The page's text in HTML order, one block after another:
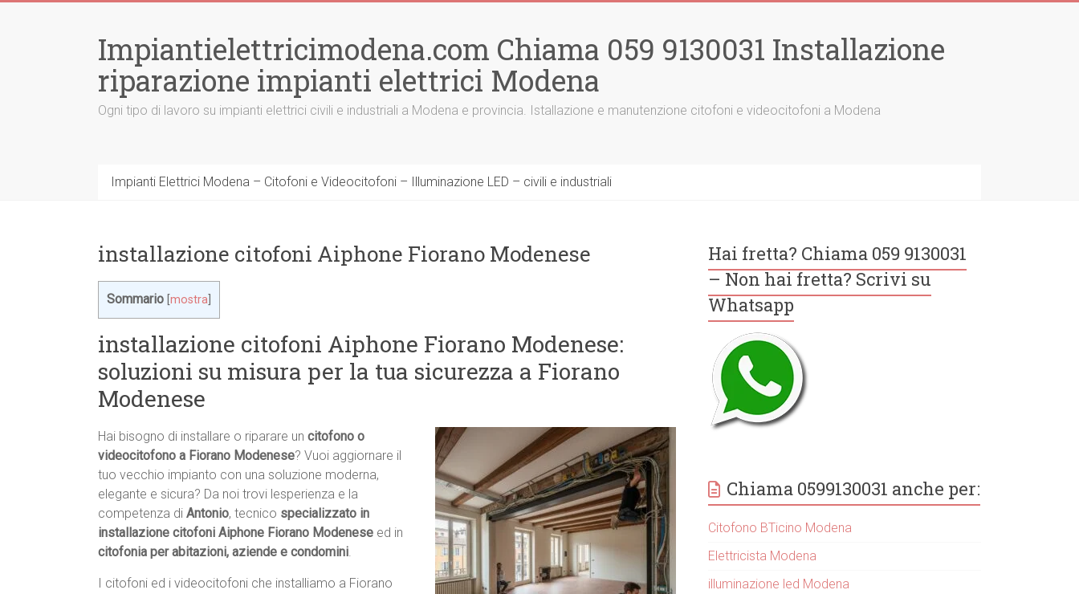
Impiantielettricimodena.com Chiama 059 9130031 Installazione
riparazione impianti elettrici Modena
Ogni tipo di lavoro su impianti elettrici civili e industriali a Modena e provincia. Istallazione e manutenzione citofoni e videocitofoni a Modena
Impianti Elettrici Modena – Citofoni e Videocitofoni – Illuminazione LED – civili e industriali
installazione citofoni Aiphone Fiorano Modenese
Sommario mostra
installazione citofoni Aiphone Fiorano Modenese:
soluzioni su misura per la tua sicurezza a Fiorano
Modenese
Hai bisogno di installare o riparare un citofono o
videocitofono a Fiorano Modenese? Vuoi aggiornare il
tuo vecchio impianto con una soluzione moderna,
elegante e sicura? Da noi trovi lesperienza e la
competenza di Antonio, tecnico specializzato in
installazione citofoni Aiphone Fiorano Modenese ed in
citofonia per abitazioni, aziende e condomini.
I citofoni ed i videocitofoni che installiamo a Fiorano
Hai fretta? Chiama 059 9130031
– Non hai fretta? Scrivi su
Whatsapp
Chiama 0599130031 anche per:
Citofono BTicino Modena
Elettricista Modena
illuminazione led Modena